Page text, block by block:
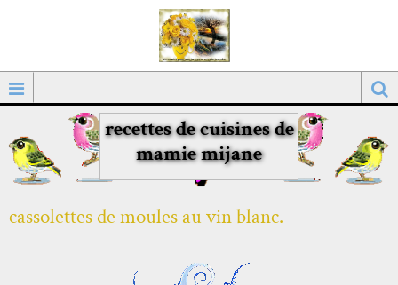
recettes de cuisines de
mamie mijane
cassolettes de moules au vin blanc.